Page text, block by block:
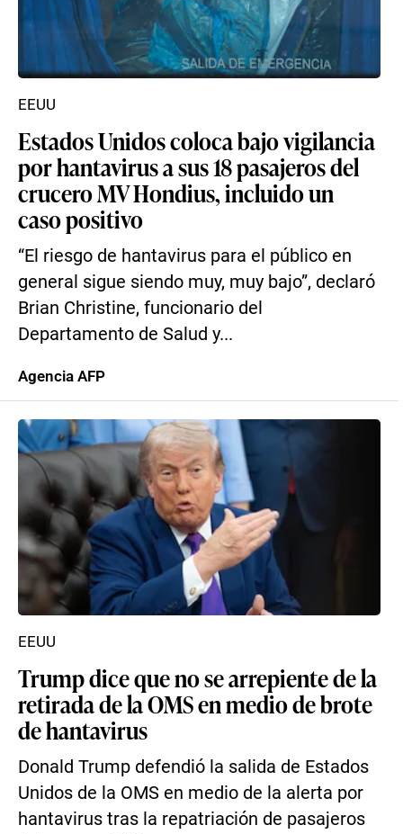
Estados Unidos coloca bajo vigilancia
por hantavirus a sus 18 pasajeros del
crucero MV Hondius, incluido un
caso positivo
“El riesgo de hantavirus para el público en
general sigue siendo muy, muy bajo”, declaró
Brian Christine, funcionario del
Departamento de Salud y...
EEUU
Agencia AFP
Trump dice que no se arrepiente de la
retirada de la OMS en medio de brote
de hantavirus
Donald Trump defendió la salida de Estados
Unidos de la OMS en medio de la alerta por
hantavirus tras la repatriación de pasajeros
EEUU